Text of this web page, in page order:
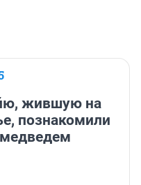
жившую на
познакомили